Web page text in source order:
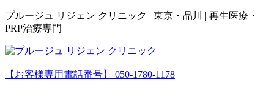
プルージュ リジェン クリニック | 東京・品川 | 再生医療・
PRP治療専門
【お客様専用電話番号】 050-1780-1178